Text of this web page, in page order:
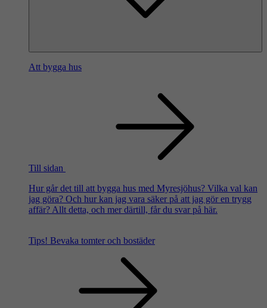
Att bygga hus
Till sidan
Hur går det till att bygga hus med Myresjöhus? Vilka val kan
jag göra? Och hur kan jag vara säker på att jag gör en trygg
affär? Allt detta, och mer därtill, får du svar på här.
Tips! Bevaka tomter och bostäder